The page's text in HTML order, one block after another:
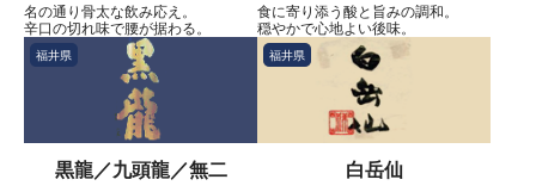
名の通り骨太な飲み応え。
辛口の切れ味で腰が据わる。
食に寄り添う酸と旨みの調和。
穏やかで心地よい後味。
福井県
黒龍／九頭龍／無二
福井県
白岳仙